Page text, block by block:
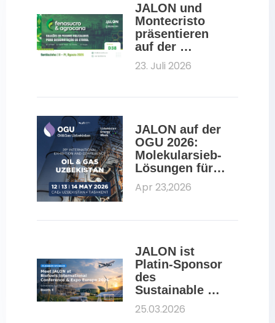
JALON und
Montecristo
präsentieren
auf der
Fenasucro 2026
Molekularsiebe
Dehydratisieru
23. Juli 2026
JALON auf der
OGU 2026:
Molekularsieb-
Lösungen für
Öl und Gas
Apr 23,2026
JALON ist
Platin-Sponsor
des
Sustainable
Aviation Fuels
Summit 2026
25.03.2026